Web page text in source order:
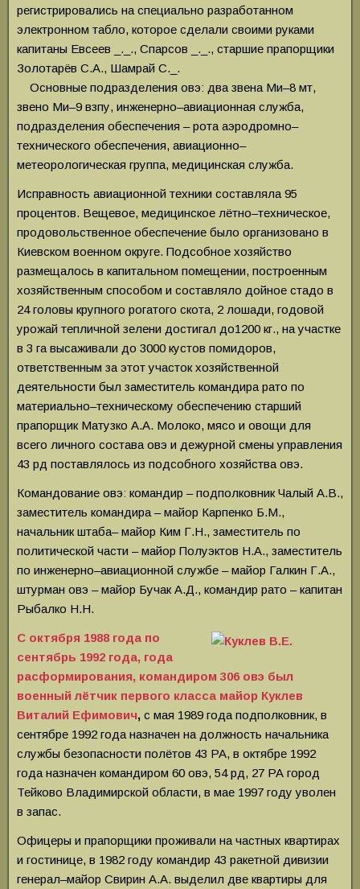
регистрировались на специально разработанном
электронном табло, которое сделали своими руками
капитаны Евсеев _._., Спарсов _._., старшие прапорщики
Золотарёв С.А., Шамрай С._.
Основные подразделения овэ: два звена Ми–8 мт,
звено Ми–9 взпу, инженерно–авиационная служба,
подразделения обеспечения – рота аэродромно–
технического обеспечения, авиационно–
метеорологическая группа, медицинская служба.
Исправность авиационной техники составляла 95
процентов. Вещевое, медицинское лётно–техническое,
продовольственное обеспечение было организовано в
Киевском военном округе. Подсобное хозяйство
размещалось в капитальном помещении, построенным
хозяйственным способом и составляло дойное стадо в
24 головы крупного рогатого скота, 2 лошади, годовой
урожай тепличной зелени достигал до1200 кг., на участке
в 3 га высаживали до 3000 кустов помидоров,
ответственным за этот участок хозяйственной
деятельности был заместитель командира рато по
материально–техническому обеспечению старший
прапорщик Матузко А.А. Молоко, мясо и овощи для
всего личного состава овэ и дежурной смены управления
43 рд поставлялось из подсобного хозяйства овэ.
Командование овэ: командир – подполковник Чалый А.В.,
заместитель командира – майор Карпенко Б.М.,
начальник штаба– майор Ким Г.Н., заместитель по
политической части – майор Полуэктов Н.А., заместитель
по инженерно–авиационной службе – майор Галкин Г.А.,
штурман овэ – майор Бучак А.Д., командир рато – капитан
Рыбалко Н.Н.
С октября 1988 года по
сентябрь 1992 года, года
расформирования, командиром 306 овэ был
военный лётчик первого класса майор Куклев
Виталий Ефимович, с мая 1989 года подполковник, в
сентябре 1992 года назначен на должность начальника
службы безопасности полётов 43 РА, в октябре 1992
года назначен командиром 60 овэ, 54 рд, 27 РА город
Тейково Владимирской области, в мае 1997 году уволен
в запас.
Офицеры и прапорщики проживали на частных квартирах
и гостинице, в 1982 году командир 43 ракетной дивизии
генерал–майор Свирин А.А. выделил две квартиры для